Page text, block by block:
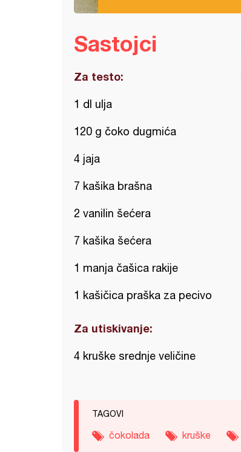
Sastojci
Za testo:
1 dl ulja
120 g čoko dugmića
4 jaja
7 kašika brašna
2 vanilin šećera
7 kašika šećera
1 manja čašica rakije
1 kašičica praška za pecivo
Za utiskivanje:
4 kruške srednje veličine
TAGOVI
čokolada kruške